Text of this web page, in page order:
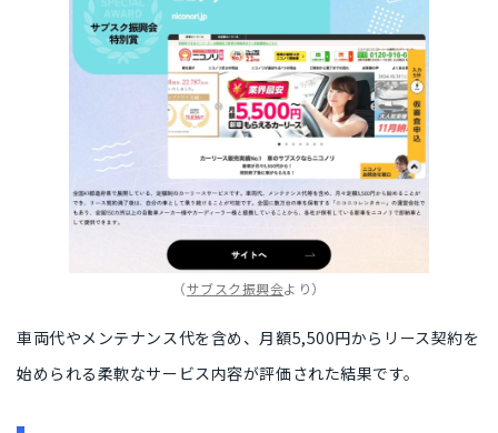
（サブスク振興会より）
車両代やメンテナンス代を含め、月額5,500円からリース契約を
始められる柔軟なサービス内容が評価された結果です。